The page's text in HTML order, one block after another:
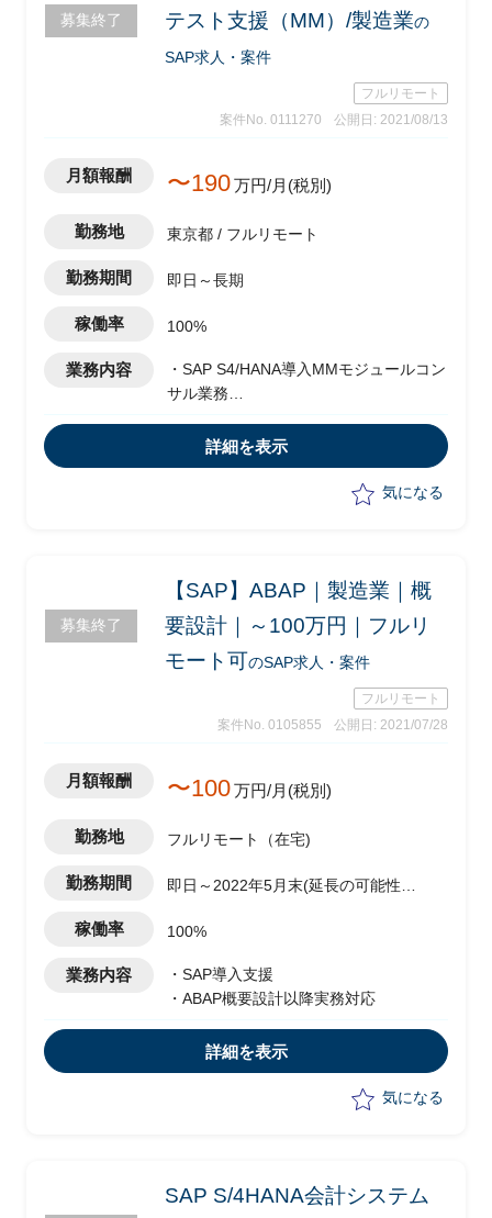
募集終了
テスト支援（MM）/製造業の
SAP求人・案件
フルリモート
案件No. 0111270
公開日: 2021/08/13
月額報酬 〜190万円/月(税別)
勤務地 東京都 / フルリモート
勤務期間 即日～長期
稼働率 100%
業務内容
・SAP S4/HANA導入MMモジュールコン
サル業務
トとしての支援
・周辺システム側との連携周りのテスト
詳細を表示
気になる
募集終了
【SAP】ABAP｜製造業｜概
要設計｜～100万円｜フルリ
モート可のSAP求人・案件
フルリモート
案件No. 0105855
公開日: 2021/07/28
月額報酬 〜100万円/月(税別)
勤務地 フルリモート（在宅)
勤務期間
即日～2022年5月末(延長の可能性あ
稼働率 100%
業務内容
・SAP導入支援
・ABAP概要設計以降実務対応
詳細を表示
気になる
SAP S/4HANA会計システム